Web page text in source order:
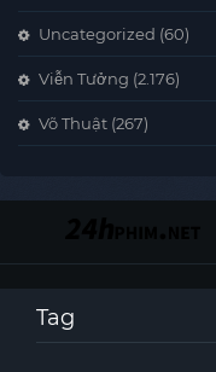
Uncategorized (60)
Viễn Tưởng (2.176)
Võ Thuật (267)
Tag